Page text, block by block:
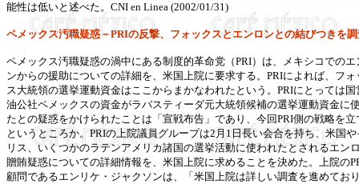
能性は低いと述べた。CNI en Linea (2002/01/31)
ペメックス汚職疑惑－PRIの反撃、フォックスとエンロンとの結びつきを
ペメックス汚職疑惑の渦中にある制度的革命党（PRI）は、メキシコでのエ
ンからの援助についての詳細を、米国上院に要求する。PRIによれば、フォ
ス大統領の選挙運動資金はここからまかなわれたという。PRIにとっては国
油公社ペメックスの資金がラバスティーダ元大統領候補の選挙運動資金に
たとの疑惑をかけられたことは「宣戦布告」であり、今回PRI側の戦略を立
というところか。PRIの上院議員グループは2月1日長い会合を持ち、米国や
リス、いくつかのラテンアメリカ諸国の選挙活動に使われたとされるエン
贈賄疑惑についての詳細情報を、米国上院に求めることを決めた。上院の
顧問であるエンリケ・ジャクソンは、「米国上院は詳しい調査を進めてお